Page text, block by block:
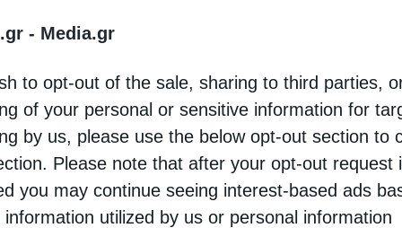
- Media.gr
to opt-out of the sale, sharing to third parties,
of your personal or sensitive information for
by us, please use the below opt-out section to
Please note that after your opt-out request
you may continue seeing interest-based ads
information utilized by us or personal information
του καθηκόντων, ο νέος υπουργός
στο μάθημα των Θρησκευτικών, με
«ξενίσει» και είχε προκαλέσει αρκετές
Πολιτικής) είναι η αναβάθμιση του
λόγω μαθήματος, όπως γινόταν πάντα και